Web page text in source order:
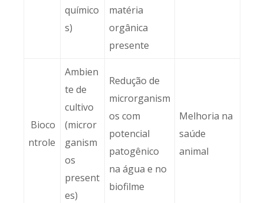
químico
s)
matéria
orgânica
presente
Bioco
ntrole
Ambien
te de
cultivo
(micror
ganism
os
present
es)
Redução de
microrganism
os com
potencial
patogênico
na água e no
biofilme
Melhoria na
saúde
animal